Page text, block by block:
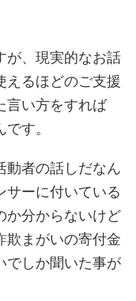
が、現実的なお話
えるほどのご支援
言い方をすれば
す。
動者の話しだなん
サーに付いている
か分からないけど
欺まがいの寄付金
でしか聞いた事が